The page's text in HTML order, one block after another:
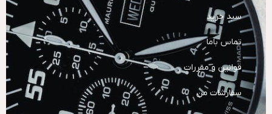
سبد خرید
تماس باما
قوانین و مقررات
سفارشات من